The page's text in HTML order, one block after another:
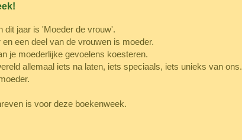
dit jaar is 'Moeder de vrouw'.
een deel van de vrouwen is moeder.
je moederlijke gevoelens koesteren.
allemaal iets na laten, iets speciaals, iets unieks van ons.
is voor deze boekenweek.